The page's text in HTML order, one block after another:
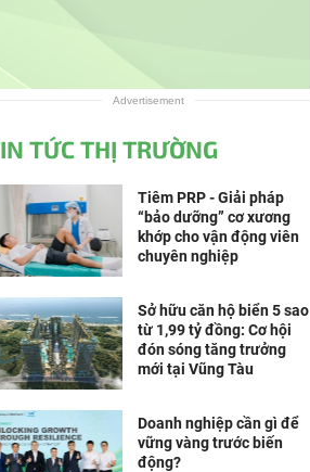
Advertisement
TỨC THỊ TRƯỜNG
Tiêm PRP - Giải pháp
“bảo dưỡng” cơ xương
khớp cho vận động viên
chuyên nghiệp
Sở hữu căn hộ biển 5 sao
từ 1,99 tỷ đồng: Cơ hội
đón sóng tăng trưởng
mới tại Vũng Tàu
Doanh nghiệp cần gì để
vững vàng trước biến
động?